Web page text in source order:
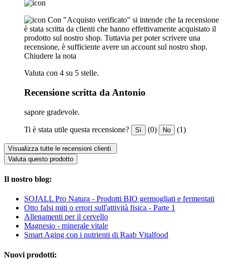
Con "Acquisto verificato" si intende che la recensione
è stata scritta da clienti che hanno effettivamente acquistato il
prodotto sul nostro shop. Tuttavia per poter scrivere una
recensione, è sufficiente avere un account sul nostro shop.
Chiudere la nota
Valuta con 4 su 5 stelle.
Recensione scritta da Antonio
sapore gradevole.
Ti è stata utile questa recensione? Sì (0) No (1)
Visualizza tutte le recensioni clienti.
Valuta questo prodotto
Il nostro blog:
SOJALL Pro Natura - Prodotti BIO germogliati e fermentati
Otto falsi miti o errori sull'attività fisica - Parte 1
Allenamenti per il cervello
Magnesio - minerale vitale
Smart Aging con i nutrienti di Raab Vitalfood
Nuovi prodotti: